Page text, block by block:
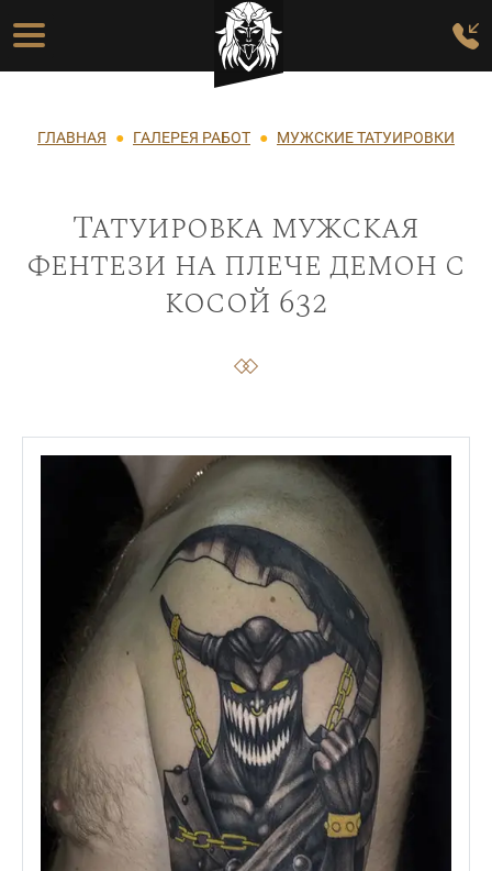
Перейти к основному содержанию
Основная навигация
Строка навигации
ГЛАВНАЯ ГАЛЕРЕЯ РАБОТ МУЖСКИЕ ТАТУИРОВКИ
Татуировка мужская
фентези на плече демон с
косой 632